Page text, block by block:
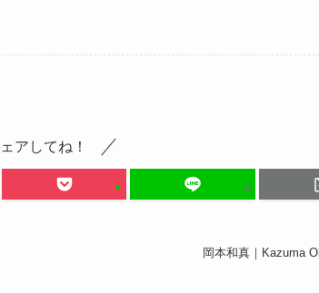
アしてね！
岡本和真｜Kazuma